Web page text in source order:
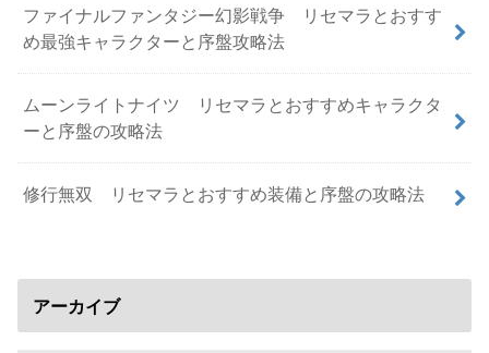
ファイナルファンタジー幻影戦争 リセマラとおすす
め最強キャラクターと序盤攻略法
ムーンライトナイツ リセマラとおすすめキャラクタ
ーと序盤の攻略法
修行無双 リセマラとおすすめ装備と序盤の攻略法
アーカイブ